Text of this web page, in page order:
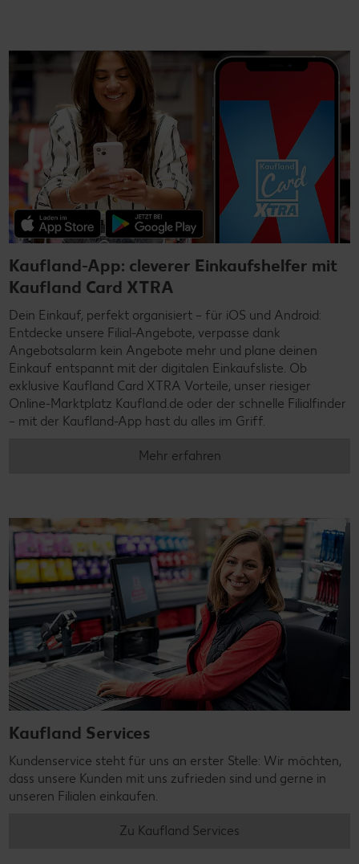
Kaufland-App: cleverer Einkaufshelfer mit
Kaufland Card XTRA
Dein Einkauf, perfekt organisiert – für iOS und Android:
Entdecke unsere Filial-Angebote, verpasse dank
Angebotsalarm kein Angebote mehr und plane deinen
Einkauf entspannt mit der digitalen Einkaufsliste. Ob
exklusive Kaufland Card XTRA Vorteile, unser riesiger
Online-Marktplatz Kaufland.de oder der schnelle Filialfinder
– mit der Kaufland-App hast du alles im Griff.
Mehr erfahren
Kaufland Services
Kundenservice steht für uns an erster Stelle: Wir möchten,
dass unsere Kunden mit uns zufrieden sind und gerne in
unseren Filialen einkaufen.
Zu Kaufland Services